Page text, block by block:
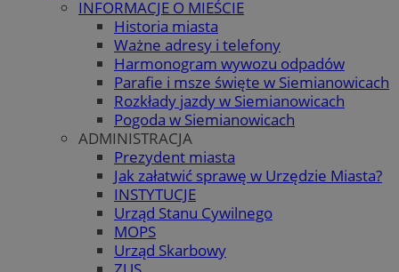
INFORMACJE O MIEŚCIE
Historia miasta
Ważne adresy i telefony
Harmonogram wywozu odpadów
Parafie i msze święte w Siemianowicach
Rozkłady jazdy w Siemianowicach
Pogoda w Siemianowicach
ADMINISTRACJA
Prezydent miasta
Jak załatwić sprawę w Urzędzie Miasta?
INSTYTUCJE
Urząd Stanu Cywilnego
MOPS
Urząd Skarbowy